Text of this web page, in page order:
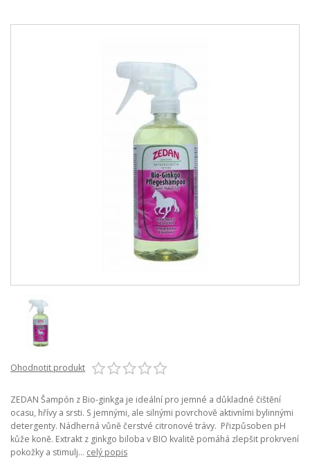
Ohodnotit produkt
ZEDAN Šampón z Bio-ginkga je ideální pro jemné a důkladné čištění
ocasu, hřívy a srsti. S jemnými, ale silnými povrchově aktivními bylinnými
detergenty. Nádherná vůně čerstvé citronové trávy. Přizpůsoben pH
kůže koně. Extrakt z ginkgo biloba v BIO kvalitě pomáhá zlepšit prokrvení
pokožky a stimulj... celý popis